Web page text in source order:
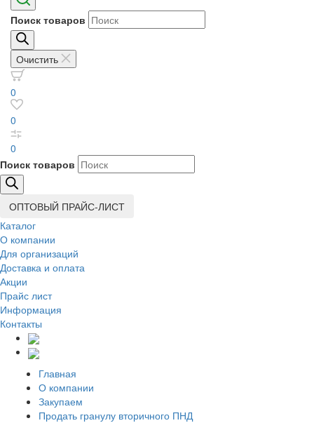
Поиск товаров
Очистить
0
0
0
Поиск товаров
ОПТОВЫЙ ПРАЙС-ЛИСТ
Каталог
О компании
Для организаций
Доставка и оплата
Акции
Прайс лист
Информация
Контакты
Главная
О компании
Закупаем
Продать гранулу вторичного ПНД